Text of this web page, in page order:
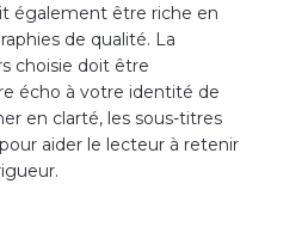
également être riche en
de qualité. La
choisie doit être
écho à votre identité de
en clarté, les sous-titres
aider le lecteur à retenir